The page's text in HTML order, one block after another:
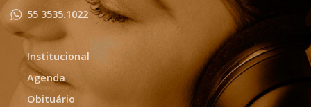
55 3535.1022
Institucional
Agenda
Obituário